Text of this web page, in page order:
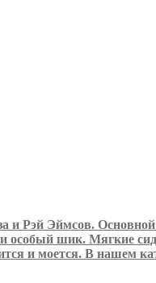
и Рэй Эймсов.
шик. Мягкие
и моется. В нашем